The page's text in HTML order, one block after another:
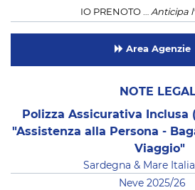
IO PRENOTO … Anticipa
Area Agenzie
NOTE
Polizza Assicurativa Inclusa
"Assistenza alla Persona -
Viaggio"
Sardegna & Mare
Neve 2025/26